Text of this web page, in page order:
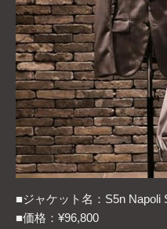
■ジャケット名：S5n Napoli
■価格：¥96,800